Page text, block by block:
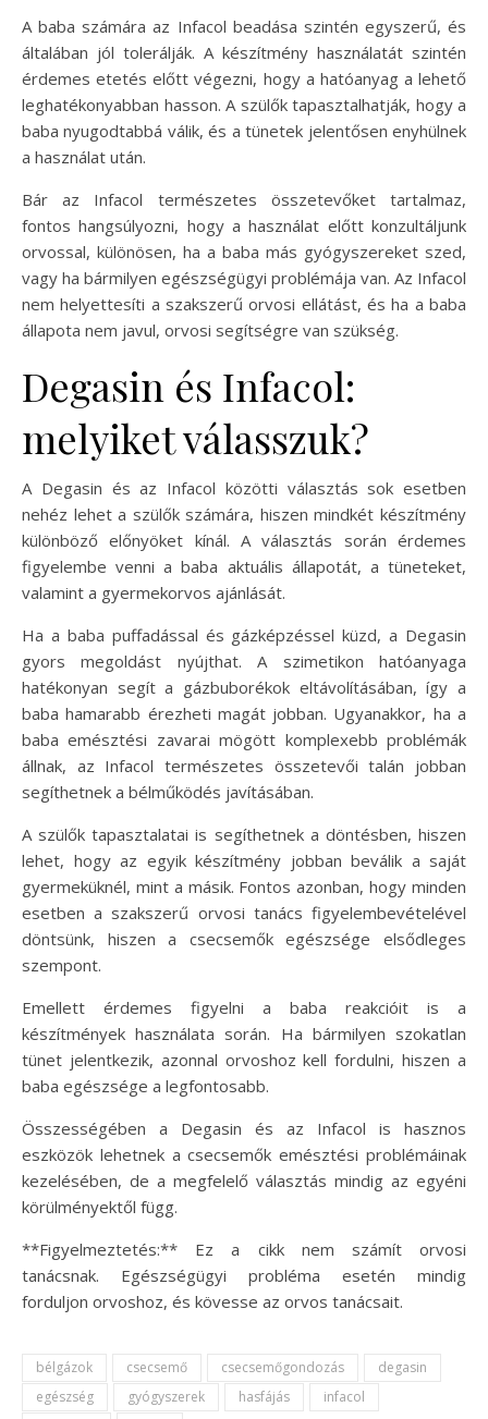
A baba számára az Infacol beadása szintén egyszerű, és
általában jól tolerálják. A készítmény használatát szintén
érdemes etetés előtt végezni, hogy a hatóanyag a lehető
leghatékonyabban hasson. A szülők tapasztalhatják, hogy a
baba nyugodtabbá válik, és a tünetek jelentősen enyhülnek
a használat után.
Bár az Infacol természetes összetevőket tartalmaz,
fontos hangsúlyozni, hogy a használat előtt konzultáljunk
orvossal, különösen, ha a baba más gyógyszereket szed,
vagy ha bármilyen egészségügyi problémája van. Az Infacol
nem helyettesíti a szakszerű orvosi ellátást, és ha a baba
állapota nem javul, orvosi segítségre van szükség.
Degasin és Infacol:
melyiket válasszuk?
A Degasin és az Infacol közötti választás sok esetben
nehéz lehet a szülők számára, hiszen mindkét készítmény
különböző előnyöket kínál. A választás során érdemes
figyelembe venni a baba aktuális állapotát, a tüneteket,
valamint a gyermekorvos ajánlását.
Ha a baba puffadással és gázképzéssel küzd, a Degasin
gyors megoldást nyújthat. A szimetikon hatóanyaga
hatékonyan segít a gázbuborékok eltávolításában, így a
baba hamarabb érezheti magát jobban. Ugyanakkor, ha a
baba emésztési zavarai mögött komplexebb problémák
állnak, az Infacol természetes összetevői talán jobban
segíthetnek a bélműködés javításában.
A szülők tapasztalatai is segíthetnek a döntésben, hiszen
lehet, hogy az egyik készítmény jobban beválik a saját
gyermeküknél, mint a másik. Fontos azonban, hogy minden
esetben a szakszerű orvosi tanács figyelembevételével
döntsünk, hiszen a csecsemők egészsége elsődleges
szempont.
Emellett érdemes figyelni a baba reakcióit is a
készítmények használata során. Ha bármilyen szokatlan
tünet jelentkezik, azonnal orvoshoz kell fordulni, hiszen a
baba egészsége a legfontosabb.
Összességében a Degasin és az Infacol is hasznos
eszközök lehetnek a csecsemők emésztési problémáinak
kezelésében, de a megfelelő választás mindig az egyéni
körülményektől függ.
**Figyelmeztetés:** Ez a cikk nem számít orvosi
tanácsnak. Egészségügyi probléma esetén mindig
forduljon orvoshoz, és kövesse az orvos tanácsait.
bélgázok csecsemő csecsemőgondozás
degasin
egészség
gyógyszerek hasfájás
infacol